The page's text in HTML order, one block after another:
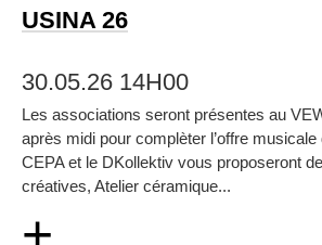
USINA 26
30.05.26 14H00
Les associations seront présentes au
après midi pour complèter l’offre
CEPA et le DKollektiv vous proposeront
créatives, Atelier céramique...